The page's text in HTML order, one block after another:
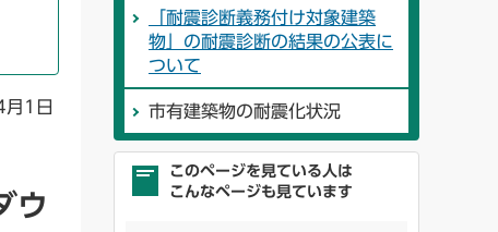
1日
ウ
「耐震診断義務付け対象建築
物」の耐震診断の結果の公表に
ついて
市有建築物の耐震化状況
このページを見ている人は
こんなページも見ています